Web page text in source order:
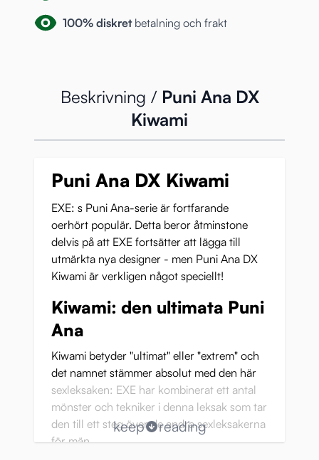
100% diskretbetalning och frakt
Beskrivning / Puni Ana DX
Kiwami
Puni Ana DX Kiwami
EXE: s Puni Ana-serie är fortfarande
oerhört populär. Detta beror åtminstone
delvis på att EXE fortsätter att lägga till
utmärkta nya designer - men Puni Ana DX
Kiwami är verkligen något speciellt!
Kiwami: den ultimata Puni
Ana
Kiwami betyder "ultimat" eller "extrem" och
det namnet stämmer absolut med den här
sexleksaken: EXE har kombinerat ett antal
mönster och tekniker i denna leksak som tar
den till ett steg över de andra sexleksakerna
för män.
keep reading